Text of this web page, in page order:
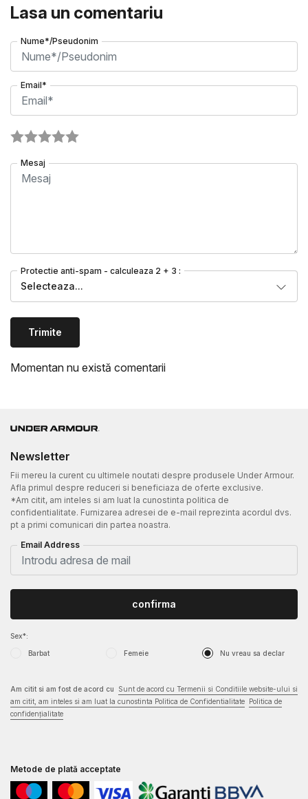
Lasa un comentariu
Nume*/Pseudonim
Email*
Mesaj
Protectie anti-spam - calculeaza 2 + 3 :
Selecteaza...
Trimite
Momentan nu există comentarii
Newsletter
Fii mereu la curent cu ultimele noutati despre produsele Under Armour.
Afla primul despre reduceri si beneficiaza de oferte exclusive.
*Am citit, am inteles si am luat la cunostinta politica de
confidentialitate. Furnizarea adresei de e-mail reprezinta acordul dvs.
pt a primi comunicari din partea noastra.
Email Address
Sex*:
Barbat Femeie Nu vreau sa declar
confirma
Am citit si am fost de acord cu
Sunt de acord cu Termenii si Conditiile website-ului si
am citit, am inteles si am luat la cunostinta Politica de Confidentialitate Politica de
confidențialitate
Metode de plată acceptate